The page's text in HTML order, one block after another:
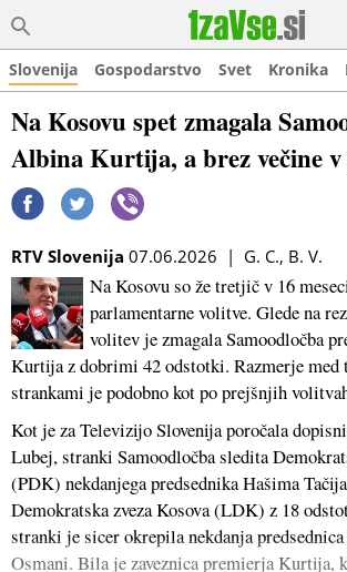
Slovenija Gospodarstvo Svet Kronika
Na Kosovu spet zmagala
Albina Kurtija, a brez večine
RTV Slovenija 07.06.2026 | G. C., B. V.
Na Kosovu so že tretjič v 16
parlamentarne volitve. Glede na
volitev je zmagala Samoodločba
Kurtija z dobrimi 42 odstotki. Razmerje
strankami je podobno kot po prejšnjih
Kot je za Televizijo Slovenija poročala
Lubej, stranki Samoodločba sledita
(PDK) nekdanjega predsednika Hašima
Demokratska zveza Kosova (LDK) z 18
stranki je sicer okrepila nekdanja
Osmani. Bila je zaveznica premierja Kurtija,